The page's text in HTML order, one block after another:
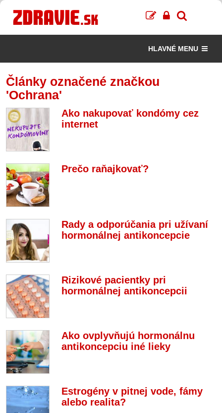
HLAVNÉ MENU
Články označené značkou
'Ochrana'
Ako nakupovať kondómy cez
internet
Prečo raňajkovať?
Rady a odporúčania pri užívaní
hormonálnej antikoncepcie
Rizikové pacientky pri
hormonálnej antikoncepcii
Ako ovplyvňujú hormonálnu
antikoncepciu iné lieky
Estrogény v pitnej vode, fámy
alebo realita?